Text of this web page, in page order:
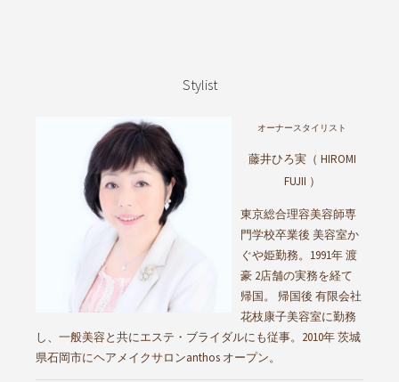
Stylist
オーナースタイリスト
藤井ひろ実（ HIROMI
FUJII ）
東京総合理容美容師専
門学校卒業後 美容室か
ぐや姫勤務。1991年 渡
豪 2店舗の実務を経て
帰国。 帰国後 有限会社
花枝康子美容室に勤務
し、一般美容と共にエステ・ブライダルにも従事。2010年 茨城
県石岡市にヘアメイクサロンanthos オープン。